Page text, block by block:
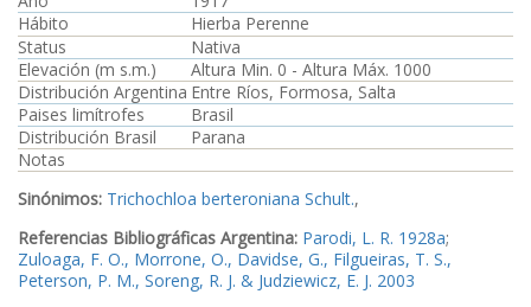
Hábito
Hierba Perenne
Status
Nativa
Elevación (m s.m.)
Altura Min. 0 - Altura Máx. 1000
Distribución Argentina Entre Ríos, Formosa, Salta
Paises limítrofes
Brasil
Distribución Brasil
Parana
Notas
Sinónimos: Trichochloa berteroniana Schult.,
Referencias Bibliográficas Argentina: Parodi, L. R. 1928a;
Zuloaga, F. O., Morrone, O., Davidse, G., Filgueiras, T. S.,
Peterson, P. M., Soreng, R. J. & Judziewicz, E. J. 2003